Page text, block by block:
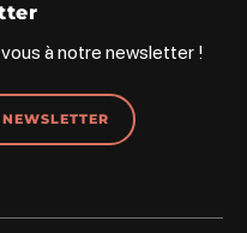
à notre newsletter !